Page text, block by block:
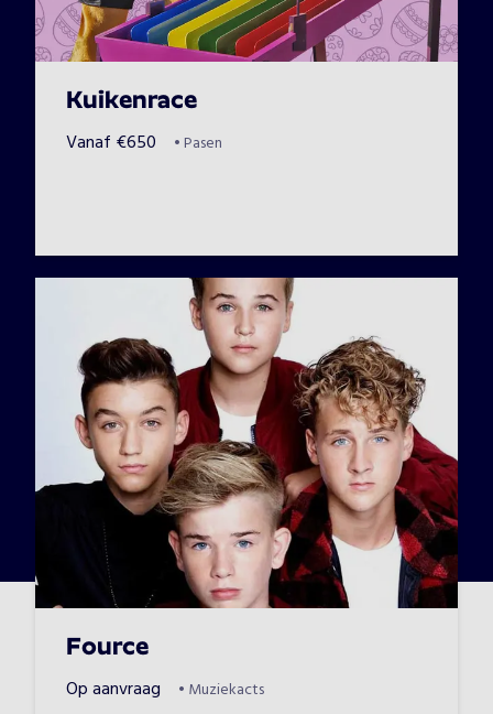
Kuikenrace
Vanaf €650 • Pasen
Fource
Op aanvraag • Muziekacts